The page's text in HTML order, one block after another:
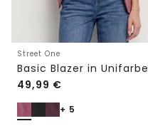
Street One
Basic Blazer in Unifarbe
49,99 €
+ 5